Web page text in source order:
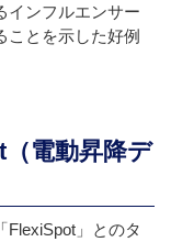
インフルエンサー
ことを示した好例
電動昇降デ
FlexiSpot」とのタ